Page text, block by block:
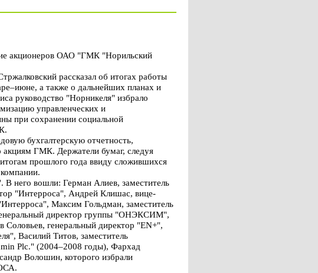
акционеров ОАО "ГМК "Норильский
рассказал об итогах работы
а также о дальнейших планах и
руководство "Норникеля" избрало
управленческих и
при сохранении социальной
бухгалтерскую отчетность,
акциям ГМК. Держатели бумаг, следуя
прошлого года ввиду сложившихся
В него вошли: Герман Алиев, заместитель
"Интерроса", Андрей Клишас, вице-
Максим Гольдман, заместитель
директор группы "ОНЭКСИМ",
генеральный директор "EN+",
Василий Титов, заместитель
Plc." (2004–2008 годы), Фархад
Волошин, которого избрали